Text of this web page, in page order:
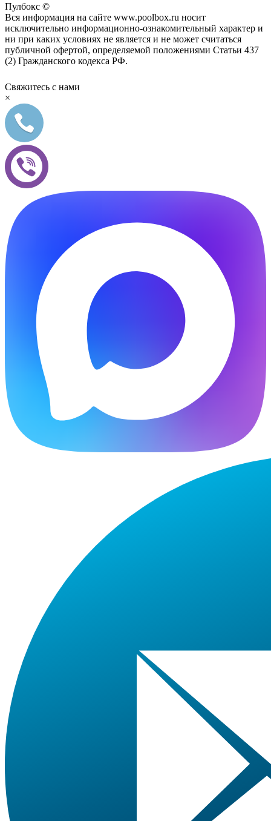
Пулбокс ©
Вся информация на сайте www.poolbox.ru носит
исключительно информационно-ознакомительный характер и
ни при каких условиях не является и не может считаться
публичной офертой, определяемой положениями Статьи 437
(2) Гражданского кодекса РФ.
Свяжитесь с нами
×